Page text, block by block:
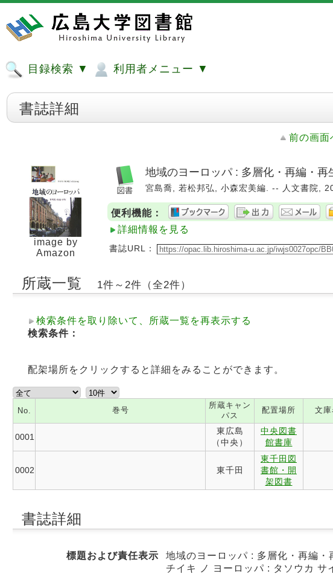
目録検索 ▼ 利用者メニュー ▼
書誌詳細
前の画面
image by
Amazon
地域のヨーロッパ : 多層化・再編・再
宮島喬, 若松邦弘, 小森宏美編. -- 人文書院,
便利機能：
詳細情報を見る
書誌URL：
所蔵一覧 1件～2件（全2件）
検索条件を取り除いて、所蔵一覧を再表示する
検索条件：
配架場所をクリックすると詳細をみることができます。
No. 巻号
所蔵キャン
パス
配置場所 文庫
0001
東広島
（中央）
中央図書
館書庫
0002 東千田
東千田図
書館・開
架図書
書誌詳細
標題および責任表示
地域のヨーロッパ : 多層化・再編
チイキ ノ ヨーロッパ : タソウカ サ